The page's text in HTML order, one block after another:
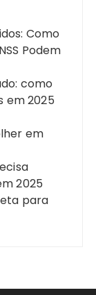
Como
Podem
como
em 2025
em
2025
para